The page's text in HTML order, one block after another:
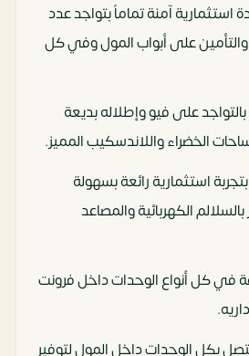
آمنة تماماً بتواجد عدد
على أبواب المول وفي كل
على فيو وإطلاله بديعة
الخضراء واللاندسكيب المميز.
استثمارية رائعة بسهولة
بالسلالم الكهربائية والمصاعد
في كل أنواع الوحدات داخل فرونت
بكل الوحدات داخل المول لتوفير